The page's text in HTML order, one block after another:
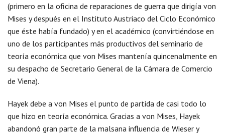
(primero en la oficina de reparaciones de guerra que dirigía von
Mises y después en el Instituto Austriaco del Ciclo Económico
que éste había fundado) y en el académico (convirtiéndose en
uno de los participantes más productivos del seminario de
teoría económica que von Mises mantenía quincenalmente en
su despacho de Secretario General de la Cámara de Comercio
de Viena).
Hayek debe a von Mises el punto de partida de casi todo lo
que hizo en teoría económica. Gracias a von Mises, Hayek
abandonó gran parte de la malsana influencia de Wieser y